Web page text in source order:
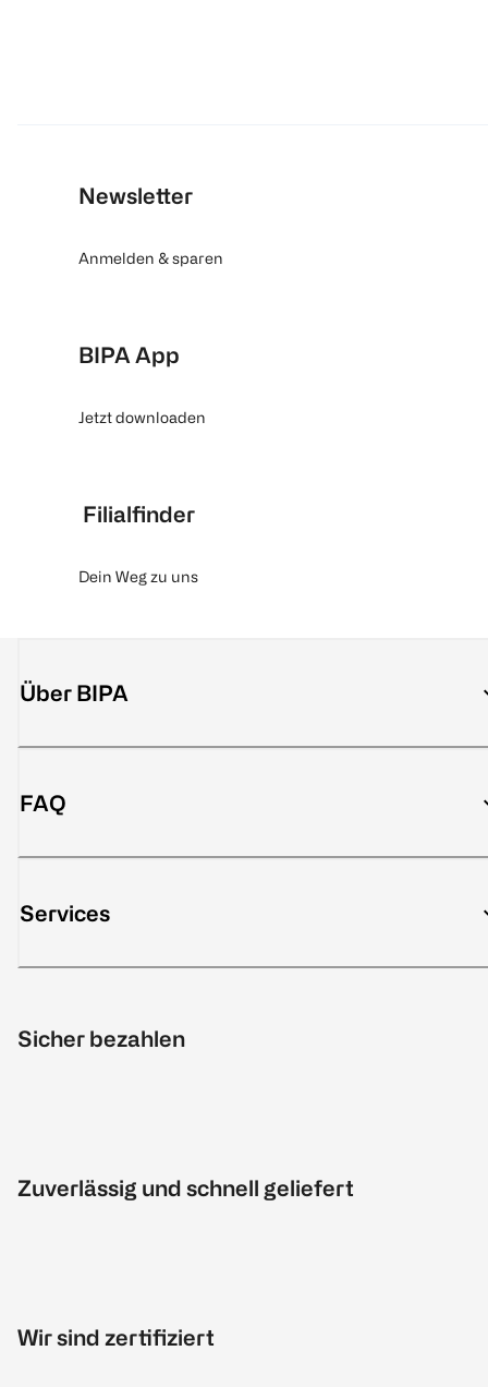
Newsletter
Anmelden & sparen
BIPA App
Jetzt downloaden
Filialfinder
Dein Weg zu uns
Über BIPA
FAQ
Services
Sicher bezahlen
Zuverlässig und schnell geliefert
Wir sind zertifiziert